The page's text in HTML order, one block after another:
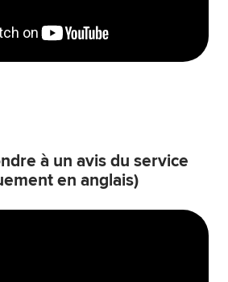
à un avis du service
en anglais)